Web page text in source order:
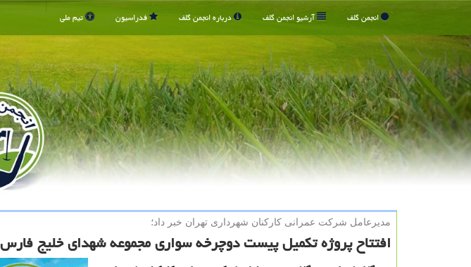
انجمن گلف آرشیو انجمن گلف درباره انجمن گلف فدراسیون تیم ملی
مدیرعامل شركت عمرانی كاركنان شهرداری تهران خبر داد؛
افتتاح پروژه تكمیل پیست دوچرخه سواری مجموعه شهدای خلیج فارس